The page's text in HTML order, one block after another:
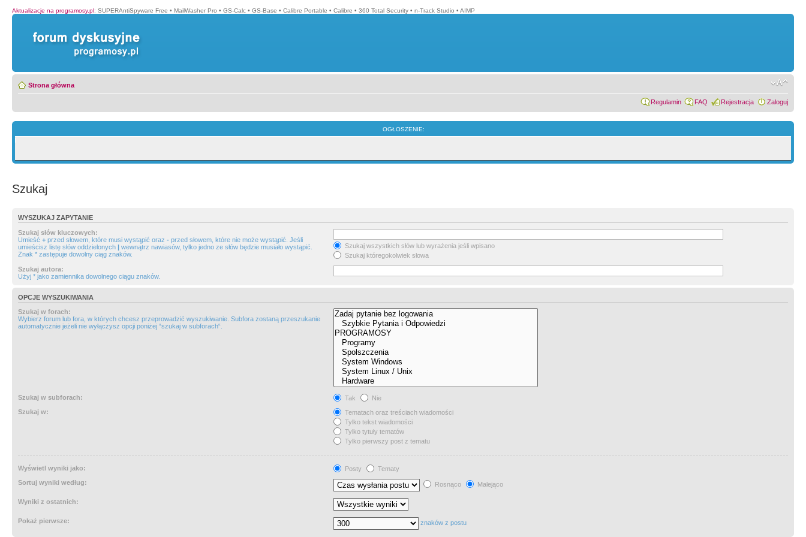
Aktualizacje na programosy.pl: SUPERAntiSpyware Free • MailWasher Pro • GS-Calc • GS-Base • Calibre Portable • Calibre • 360 Total Security • n-Track Studio • AIMP
Strona główna
Regulamin FAQ Rejestracja Zaloguj
OGŁOSZENIE:
Szukaj
WYSZUKAJ ZAPYTANIE
Szukaj słów kluczowych:
Umieść + przed słowem, które musi wystąpić oraz - przed słowem, które nie może wystąpić. Jeśli
umieścisz listę słów oddzielonych | wewnątrz nawiasów, tylko jedno ze słów będzie musiało wystąpić.
Znak * zastępuje dowolny ciąg znaków.
Szukaj wszystkich słów lub wyrażenia jeśli wpisano
Szukaj któregokolwiek słowa
Szukaj autora:
Użyj * jako zamiennika dowolnego ciągu znaków.
OPCJE WYSZUKIWANIA
Szukaj w forach:
Wybierz forum lub fora, w których chcesz przeprowadzić wyszukiwanie. Subfora zostaną przeszukanie
automatycznie jeżeli nie wyłączysz opcji poniżej “szukaj w subforach“.
Szukaj w subforach: Tak
Nie
Szukaj w:
Tematach oraz treściach wiadomości
Tylko tekst wiadomości
Tylko tytuły tematów
Tylko pierwszy post z tematu
Wyświetl wyniki jako: Posty
Tematy
Sortuj wyniki według:
Rosnąco Malejąco
Wyniki z ostatnich:
Pokaż pierwsze: znaków z postu